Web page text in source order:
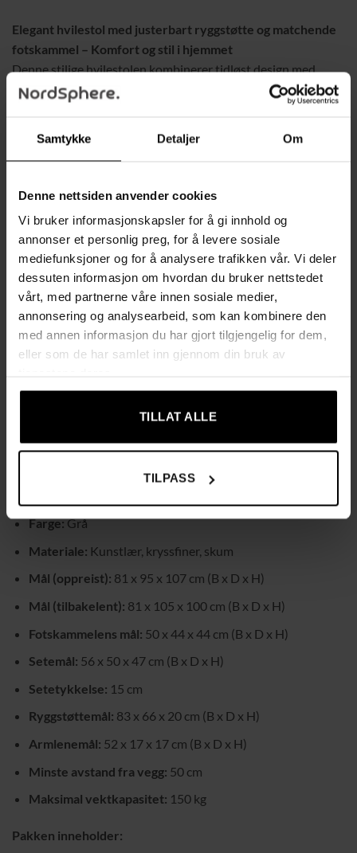
Samtykke Detaljer Om
Denne nettsiden anvender cookies
Vi bruker informasjonskapsler for å gi innhold og
annonser et personlig preg, for å levere sosiale
mediefunksjoner og for å analysere trafikken vår. Vi deler
dessuten informasjon om hvordan du bruker nettstedet
vårt, med partnerne våre innen sosiale medier,
annonsering og analysearbeid, som kan kombinere den
med annen informasjon du har gjort tilgjengelig for dem,
eller som de har samlet inn gjennom din bruk av
TILLAT ALLE
TILPASS
Elegant hvilestol med justerbart ryggstøtte og matchende
fotskammel – Komfort og stil i hjemmet
Denne stilige hvilestolen kombinerer tidløst design med
funksjonalitet og komfort. Perfekt for stuen,
Justerbart ryggstøtte
– Tiltes opptil 132° for å finne din
ideelle hvilestilling.
Vippefunksjon– Skaper en avslappende og myk
gyngende bevegelse for økt komfort.
Ergonomisk design– Høyt ryggstøtte, brede armlener og
tykk polstring gir maksimal støtte og avslapning.
Elegant kunstlær– Luksuriøst og enkelt å rengjøre for
praktisk vedlikehold.
Solid konstruksjon– Robust ramme og rund base gir
sikkerhet og stabilitet.
rask installasjon.
Tekniske spesifikasjoner:
Farge:Grå
Materiale: Kunstlær, kryssfiner, skum
Mål (oppreist): 81 x 95 x 107 cm (B x D x H)
Mål (tilbakelent): 81 x 105 x 100 cm (B x D x H)
Fotskammelens mål: 50 x 44 x 44 cm (B x D x H)
Setemål: 56 x 50 x 47 cm (B x D x H)
Setetykkelse: 15 cm
Ryggstøttemål: 83 x 66 x 20 cm (B x D x H)
Armlenemål: 52 x 17 x 17 cm (B x D x H)
Minste avstand fra vegg: 50 cm
Maksimal vektkapasitet: 150 kg
Pakken inneholder: